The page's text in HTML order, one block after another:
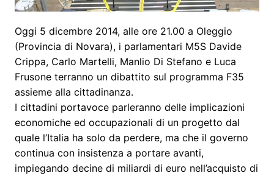
Oggi 5 dicembre 2014, alle ore 21.00 a Oleggio
(Provincia di Novara), i parlamentari M5S Davide
Crippa, Carlo Martelli, Manlio Di Stefano e Luca
Frusone terranno un dibattito sul programma F35
assieme alla cittadinanza.
I cittadini portavoce parleranno delle implicazioni
economiche ed occupazionali di un progetto dal
quale l’Italia ha solo da perdere, ma che il governo
continua con insistenza a portare avanti,
impiegando decine di miliardi di euro nell’acquisto di